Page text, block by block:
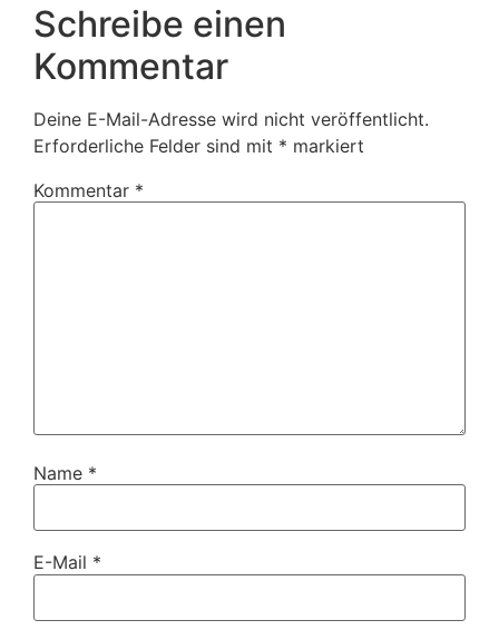
Schreibe einen
Kommentar
Deine E-Mail-Adresse wird nicht veröffentlicht.
Erforderliche Felder sind mit * markiert
Kommentar *
Name *
E-Mail *